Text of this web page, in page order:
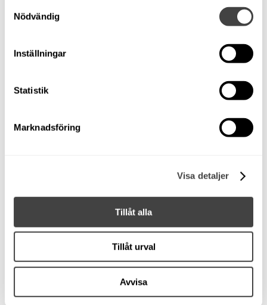
Nödvändig
Inställningar
Statistik
Marknadsföring
Visa detaljer
Tillåt alla
Tillåt urval
Avvisa
Nimbus 30 S HT - 2008.
D4-300 -2017
Såld!